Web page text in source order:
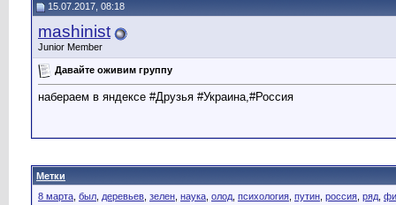
Ивановский
Gepka Жить вообще вредно. Чем вы...
Антон_КК
Матроскин
15.07.2017, 08:18
mashinist
Junior Member
Давайте оживим группу
набераем в яндексе #Друзья #Украина,#Россия
Метки
8 марта был деревьев зелен наука олод психология путин россия ряд